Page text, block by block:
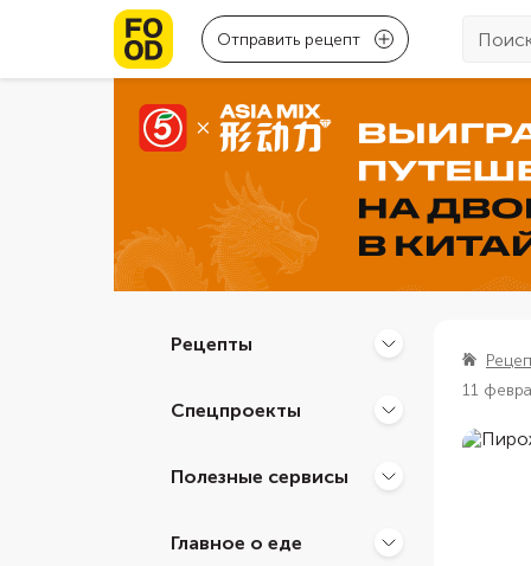
Отправить рецепт
Рецепты
Спецпроекты
Полезные сервисы
Главное о еде
11